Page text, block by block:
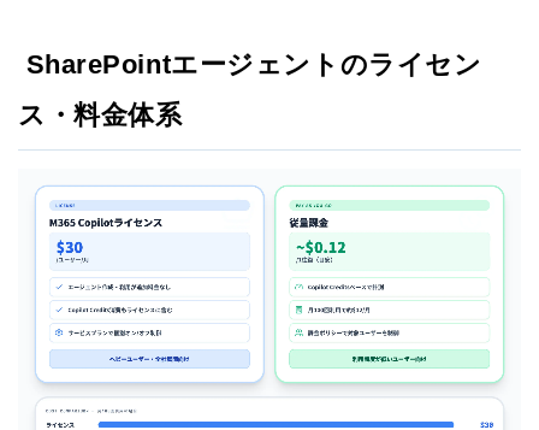
SharePointエージェントのライセン
ス・料金体系